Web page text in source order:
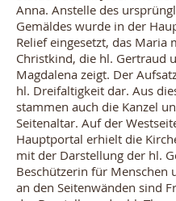
Anna. Anstelle des
Gemäldes wurde in der
Relief eingesetzt, das Maria
Christkind, die hl. Gertraud
Magdalena zeigt. Der
hl. Dreifaltigkeit dar. Aus
stammen auch die Kanzel
Seitenaltar. Auf der
Hauptportal erhielt die
mit der Darstellung der hl.
Beschützerin für Menschen
an den Seitenwänden sind